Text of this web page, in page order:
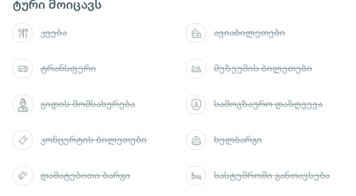
ტური მოიცავს
კვება ავიაბილეთები
ტრანსფერი მუზეუმის ბილეთები
გიდის მომსახურება სამოგზაურო დაზღვევა
კონცერტის ბილეთები ხელბარგი
დამატებითი ბარგი სასტუმროში განთავსება